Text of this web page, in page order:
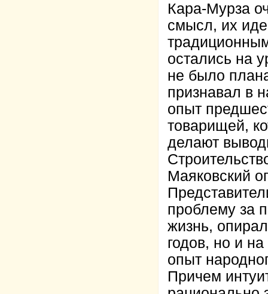
Кара-Мурза
смысл, их
остались на
не было
признавал в
опыт
товарищей,
делают
Маяковский
проблему за
жизнь,
годов, но и
опыт
Причем